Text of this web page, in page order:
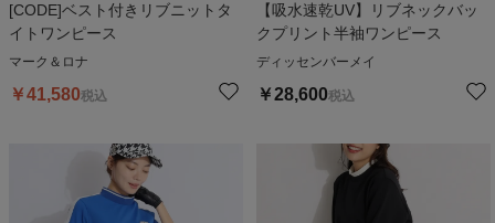
[CODE]ベスト付きリブニットタ
イトワンピース
マーク＆ロナ
￥41,580税込
【吸水速乾UV】リブネックバッ
クプリント半袖ワンピース
ディッセンバーメイ
￥28,600税込